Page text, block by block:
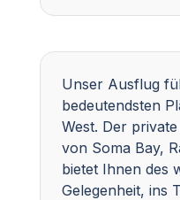
Unser Ausflug
bedeutendsten
West. Der
von Soma Bay,
bietet Ihnen des
Gelegenheit, ins